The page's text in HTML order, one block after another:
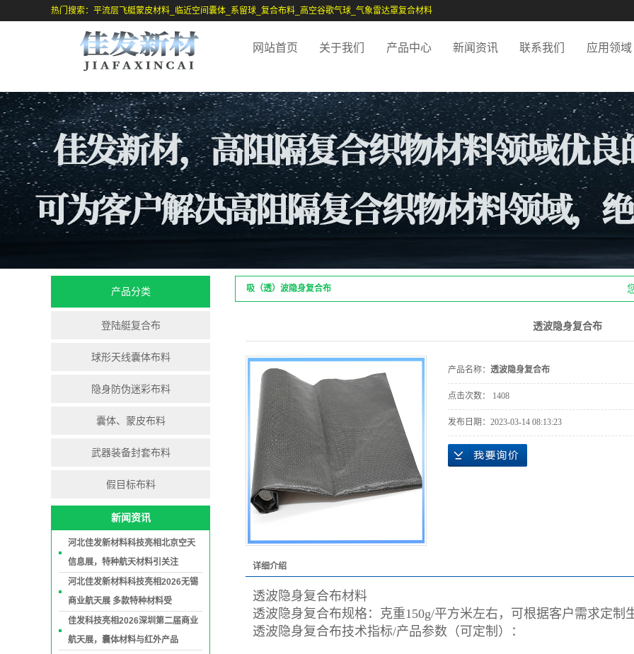
热门搜索：平流层飞艇蒙皮材料_临近空间囊体_系留球_复合布料_高空谷歌气球_气象雷达罩复合材料
网站首页 关于我们 产品中心 新闻资讯 联系我们 应用领域
产品分类
登陆艇复合布
球形天线囊体布料
隐身防伪迷彩布料
囊体、蒙皮布料
武器装备封套布料
假目标布料
新闻资讯
河北佳发新材料科技亮相北京空天
信息展，特种航天材料引关注
河北佳发新材料科技亮相2026无锡
商业航天展 多款特种材料受
佳发科技亮相2026深圳第二届商业
航天展，囊体材料与红外产品
吸（透）波隐身复合布
透波隐身复合布
产品名称： 透波隐身复合布
点击次数： 1408
发布日期： 2023-03-14 08:13:23
详细介绍
透波隐身复合布材料
透波隐身复合布规格：克重150g/平方米左右，可根据客户需求定制
透波隐身复合布技术指标/产品参数（可定制）：